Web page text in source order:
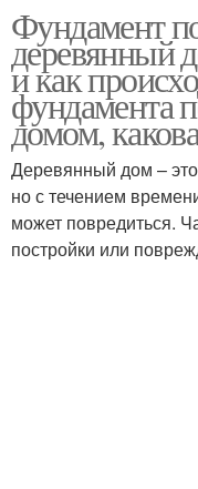
Столбчатый
Фундамент под
существующим
Фундамент
деревянный
и как
фундамента
домом,
Деревянный дом – это
но с течением
может повредиться.
постройки или